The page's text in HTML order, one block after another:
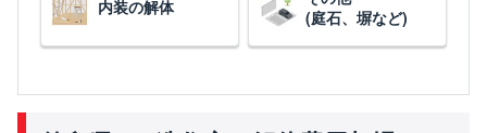
内装の解体
(庭石、塀など)